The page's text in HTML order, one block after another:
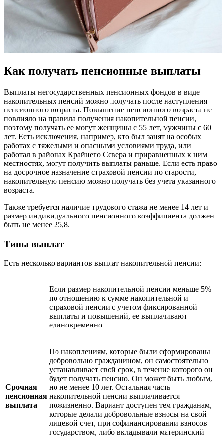
Как получать пенсионные выплаты
Выплаты негосударственных пенсионных фондов в виде
накопительных пенсий можно получать после наступления
пенсионного возраста. Повышение пенсионного возраста не
повлияло на правила получения накопительной пенсии,
поэтому получать ее могут женщины с 55 лет, мужчины с 60
лет. Есть исключения, например, кто был занят на особых
работах с тяжелыми и опасными условиями труда, или
работал в районах Крайнего Севера и приравненных к ним
местностях, могут получить выплаты раньше. Если есть право
на досрочное назначение страховой пенсии по старости,
накопительную пенсию можно получать без учета указанного
возраста.
Также требуется наличие трудового стажа не менее 14 лет и
размер индивидуального пенсионного коэффициента должен
быть не менее 25,8.
Типы выплат
Есть несколько вариантов выплат накопительной пенсии:
Если размер накопительной пенсии меньше 5%
по отношению к сумме накопительной и
страховой пенсии с учетом фиксированной
выплаты и повышений, ее выплачивают
единовременно.
Срочная
пенсионная
выплата
По накоплениям, которые были сформированы
добровольно гражданином, он самостоятельно
устанавливает свой срок, в течение которого он
будет получать пенсию. Он может быть любым,
но не менее 10 лет. Остальная часть
накопительной пенсии выплачивается
пожизненно. Вариант доступен тем гражданам,
которые делали добровольные взносы на свой
лицевой счет, при софинансировании взносов
государством, либо вкладывали материнский